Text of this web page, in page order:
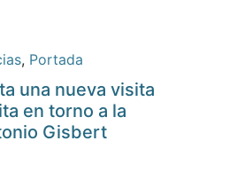
, Portada
una nueva visita
en torno a la
Gisbert